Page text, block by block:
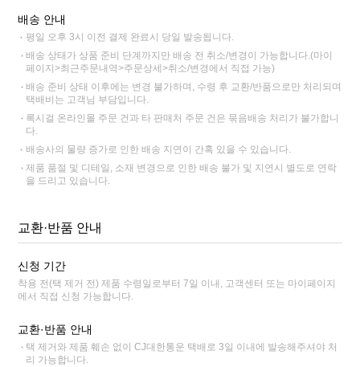
배송 안내
평일 오후 3시 이전 결제 완료시 당일 발송됩니다.
배송 상태가 상품 준비 단계까지만 배송 전 취소/변경이 가능합니다.(마이
페이지>최근주문내역>주문상세>취소/변경에서 직접 가능)
배송 준비 상태 이후에는 변경 불가하며, 수령 후 교환/반품으로만 처리되며
택배비는 고객님 부담입니다.
록시걸 온라인몰 주문 건과 타 판매처 주문 건은 묶음배송 처리가 불가합니
다.
배송사의 물량 증가로 인한 배송 지연이 간혹 있을 수 있습니다.
제품 품절 및 디테일, 소재 변경으로 인한 배송 불가 및 지연시 별도로 연락
을 드리고 있습니다.
교환·반품 안내
신청 기간
착용 전(택 제거 전) 제품 수령일로부터 7일 이내, 고객센터 또는 마이페이지
에서 직접 신청 가능합니다.
교환·반품 안내
택 제거와 제품 훼손 없이 CJ대한통운 택배로 3일 이내에 발송해주셔야 처
리 가능합니다.